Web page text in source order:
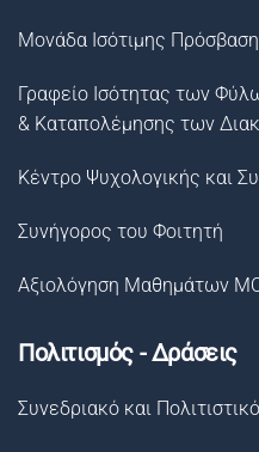
Μονάδα Ισότιμης
Γραφείο Ισότητας των
& Καταπολέμησης των
Κέντρο Ψυχολογικής και
Συνήγορος του Φοιτητή
Αξιολόγηση Μαθημάτων
Πολιτισμός - Δράσεις
Συνεδριακό και